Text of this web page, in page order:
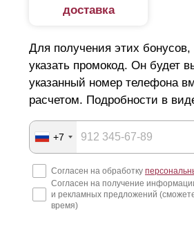
доставка
Для получения этих бонусов,
указать промокод. Он будет
указанный номер телефона
расчетом. Подробности в
+7
Согласен на обработку
Согласен на получение
и рекламных предложений
время)